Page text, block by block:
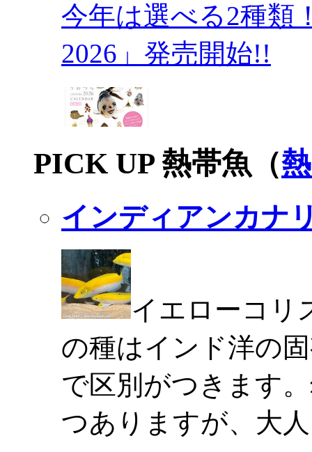
今年は選べる2種類
2026」発売開始!!
PICK UP 熱帯魚（
インディアンカナ
イエローコリ
の種はインド洋の
で区別がつきます
つありますが、大